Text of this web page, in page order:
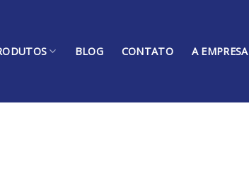
BLOG CONTATO A EMPRESA